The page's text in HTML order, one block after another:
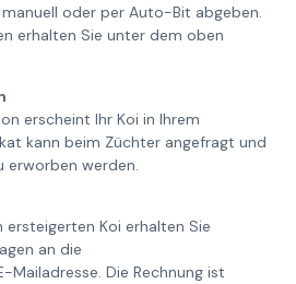
oder per Auto-Bit abgeben.
erhalten Sie unter dem oben
erscheint Ihr Koi in Ihrem
kann beim Züchter angefragt und
erworben werden.
ersteigerten Koi erhalten Sie
an die
Mailadresse. Die Rechnung ist